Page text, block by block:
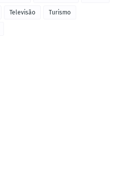
Televisão Turismo